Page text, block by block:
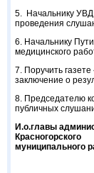
5. Начальнику УВД
проведения
6. Начальнику
медицинского
7. Поручить
заключение о
8. Председателю
публичных
И.о.главы
Красногорского